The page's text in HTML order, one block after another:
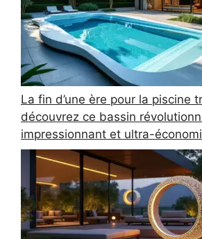
La fin d’une ère pour la piscine
découvrez ce bassin
impressionnant et ultra-